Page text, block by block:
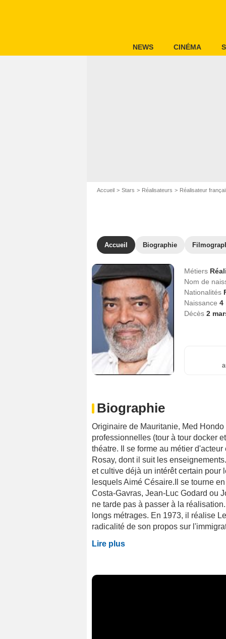
NEWS CINÉMA
Accueil Stars Réalisateurs Réalisateur
Accueil Biographie
Métiers
Nom de
Nationalités
Naissance 4
Décès 2
Biographie
Originaire de Mauritanie, Med
professionnelles (tour à tour docker
théatre. Il se forme au métier
Rosay, dont il suit les
et cultive déjà un intérêt certain pour
lesquels Aimé Césaire.Il se tourne
Costa-Gavras, Jean-Luc Godard ou
ne tarde pas à passer à la
longs métrages. En 1973, il réalise
radicalité de son propos sur
Lire plus